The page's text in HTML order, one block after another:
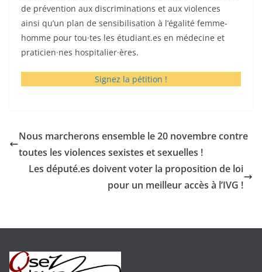
de prévention aux discriminations et aux violences
ainsi qu’un plan de sensibilisation à l’égalité femme-
homme pour tou·tes les étudiant.es en médecine et
praticien·nes hospitalier·ères.
Signez la pétition !
Nous marcherons ensemble le 20 novembre contre
toutes les violences sexistes et sexuelles !
Les député.es doivent voter la proposition de loi
pour un meilleur accès à l’IVG !